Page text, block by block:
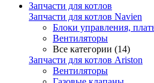
Запчасти для котлов
Запчасти для котлов Navien
Блоки управления,
Вентиляторы
Все категории (14)
Запчасти для котлов Ariston
Вентиляторы